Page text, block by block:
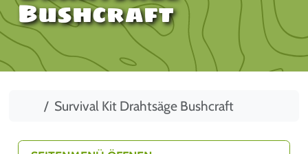
Bushcraft
StartSurvival Kit Drahtsäge Bushcraft